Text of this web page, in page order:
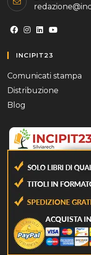
in
in
a
in
a
INCIPIT23
Comunicati stampa
Distribuzione
Blog